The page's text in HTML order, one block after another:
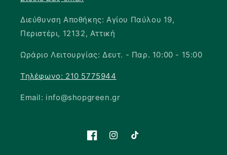
Διεύθυνση Αποθήκης: Αγίου Παύλου 19,
Περιστέρι, 12132, Αττική
Ωράριο Λειτουργίας: Δευτ. - Παρ. 10:00 - 15:00
Τηλέφωνο: 210 5775944
Email: info@shopgreen.gr
FacebookInstagramTikTok